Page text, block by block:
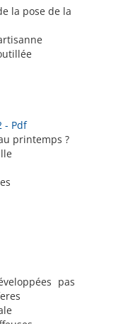
la pose de la
- Pdf
printemps ?
pas